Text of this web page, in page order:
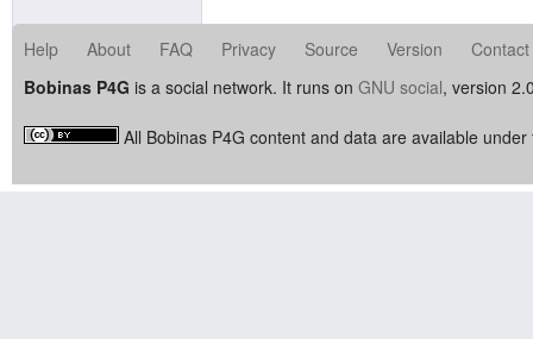
Help About FAQ Privacy Source Version
Contact
Bobinas P4G is a social network. It runs on GNU social, version
All Bobinas P4G content and data are available